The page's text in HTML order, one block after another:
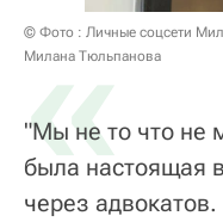
© Фото : Личные соцсети
Милана Тюльпанова
«
"Мы не то что не
была настоящая
через